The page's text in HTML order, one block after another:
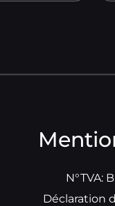
N°TVA:
Déclaration